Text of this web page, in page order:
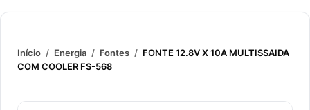
Início / Energia / Fontes / FONTE 12.8V X 10A MULTISSAIDA
COM COOLER FS-568